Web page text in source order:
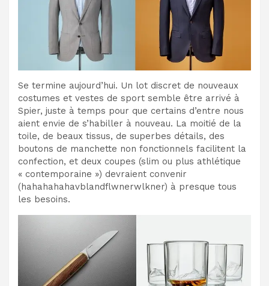
Se termine aujourd’hui. Un lot discret de nouveaux
costumes et vestes de sport semble être arrivé à
Spier, juste à temps pour que certains d’entre nous
aient envie de s’habiller à nouveau. La moitié de la
toile, de beaux tissus, de superbes détails, des
boutons de manchette non fonctionnels facilitent la
confection, et deux coupes (slim ou plus athlétique
« contemporaine ») devraient convenir
(hahahahahavblandflwnerwlkner) à presque tous
les besoins.